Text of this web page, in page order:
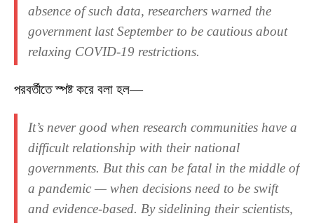
absence of such data, researchers warned the
government last September to be cautious about
relaxing COVID-19 restrictions.
পরবর্তীতে স্পষ্ট করে বলা হল—
It’s never good when research communities have a
difficult relationship with their national
governments. But this can be fatal in the middle of
a pandemic — when decisions need to be swift
and evidence-based. By sidelining their scientists,